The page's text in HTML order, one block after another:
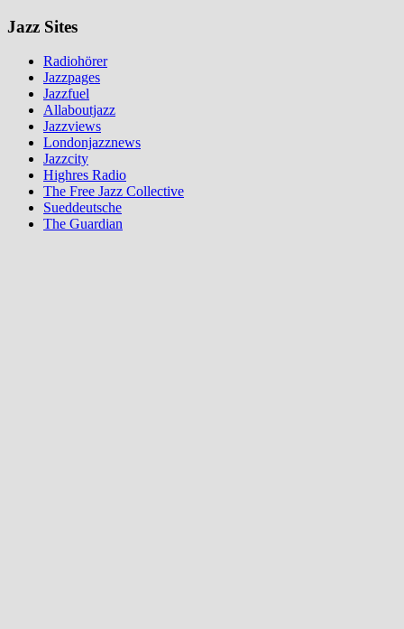
Jazz Sites
Radiohörer
Jazzpages
Jazzfuel
Allaboutjazz
Jazzviews
Londonjazznews
Jazzcity
Highres Radio
The Free Jazz Collective
Sueddeutsche
The Guardian